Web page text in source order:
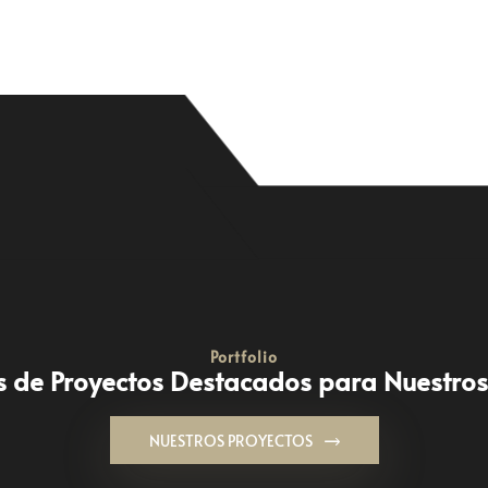
Portfolio
de Proyectos Destacados para
NUESTROS PROYECTOS